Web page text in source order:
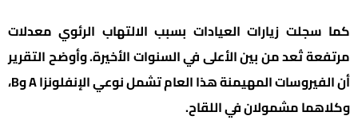
كما سجلت زيارات العيادات بسبب الالتهاب الرئوي معدلات
مرتفعة تُعد من بين الأعلى في السنوات الأخيرة. وأوضح التقرير
أن الفيروسات المهيمنة هذا العام تشمل نوعي الإنفلونزا A وB،
وكلاهما مشمولان في اللقاح.